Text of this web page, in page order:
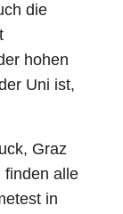
die
hohen
Uni ist,
Graz
finden alle
in